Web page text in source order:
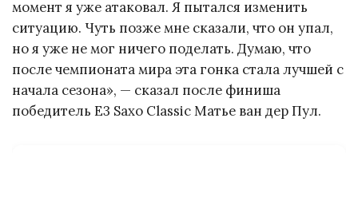
момент я уже атаковал. Я пытался изменить
ситуацию. Чуть позже мне сказали, что он упал,
но я уже не мог ничего поделать. Думаю, что
после чемпионата мира эта гонка стала лучшей с
начала сезона», — сказал после финиша
победитель E3 Saxo Classic Матье ван дер Пул.